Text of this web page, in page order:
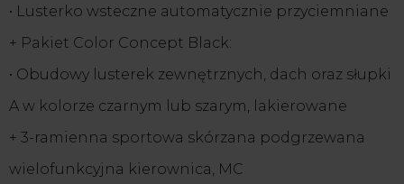
• Lusterko wsteczne automatycznie przyciemniane
+ Pakiet Color Concept Black:
• Obudowy lusterek zewnętrznych, dach oraz słupki
A w kolorze czarnym lub szarym, lakierowane
+ 3-ramienna sportowa skórzana podgrzewana
wielofunkcyjna kierownica, MC